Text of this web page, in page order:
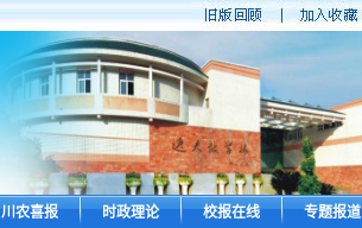
川农喜报 时政理论 校报在线 专题报道